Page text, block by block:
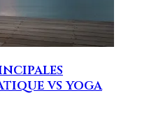
vs yoga